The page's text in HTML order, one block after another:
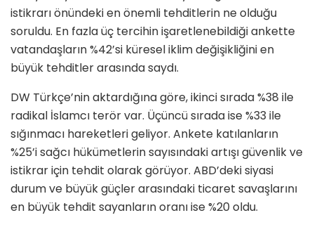
istikrarı önündeki en önemli tehditlerin ne olduğu
soruldu. En fazla üç tercihin işaretlenebildiği ankette
vatandaşların %42’si küresel iklim değişikliğini en
büyük tehditler arasında saydı.
DW Türkçe’nin aktardığına göre, ikinci sırada %38 ile
radikal İslamcı terör var. Üçüncü sırada ise %33 ile
sığınmacı hareketleri geliyor. Ankete katılanların
%25’i sağcı hükümetlerin sayısındaki artışı güvenlik ve
istikrar için tehdit olarak görüyor. ABD’deki siyasi
durum ve büyük güçler arasındaki ticaret savaşlarını
en büyük tehdit sayanların oranı ise %20 oldu.